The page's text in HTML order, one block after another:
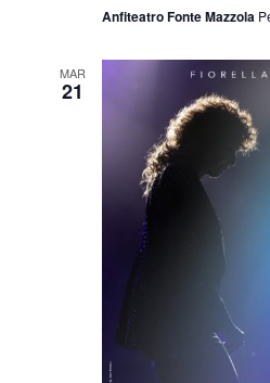
Anfiteatro Fonte Mazzola
MAR
21